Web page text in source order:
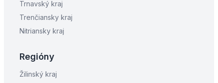
Trnavský kraj
Trenčiansky kraj
Nitriansky kraj
Regióny
Žilinský kraj